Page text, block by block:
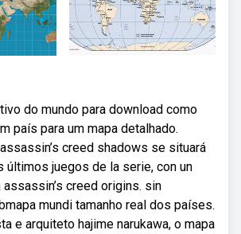
do mundo para download como
país para um mapa detalhado.
creed shadows se situará
últimos juegos de la serie, con un
creed origins. sin
mundi tamanho real dos países.
e arquiteto hajime narukawa, o mapa